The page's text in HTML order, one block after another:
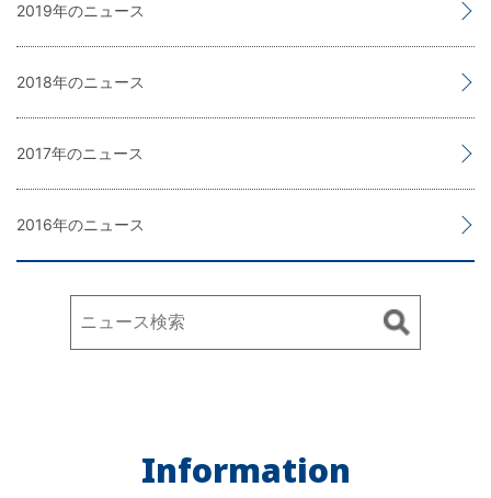
2019
2018
2017
2016
Information